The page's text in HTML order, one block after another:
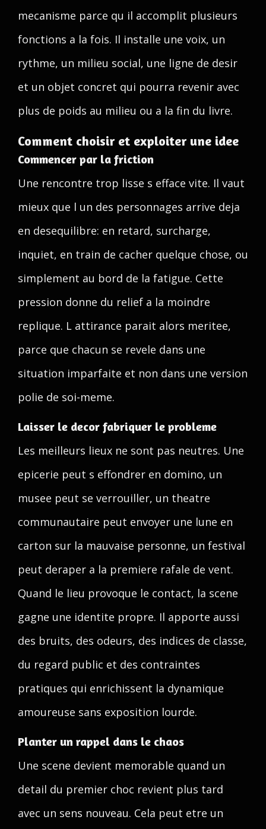
mecanisme parce qu il accomplit plusieurs
fonctions a la fois. Il installe une voix, un
rythme, un milieu social, une ligne de desir
et un objet concret qui pourra revenir avec
plus de poids au milieu ou a la fin du livre.
Comment choisir et exploiter une idee
Commencer par la friction
Une rencontre trop lisse s efface vite. Il vaut
mieux que l un des personnages arrive deja
en desequilibre: en retard, surcharge,
inquiet, en train de cacher quelque chose, ou
simplement au bord de la fatigue. Cette
pression donne du relief a la moindre
replique. L attirance parait alors meritee,
parce que chacun se revele dans une
situation imparfaite et non dans une version
polie de soi-meme.
Laisser le decor fabriquer le probleme
Les meilleurs lieux ne sont pas neutres. Une
epicerie peut s effondrer en domino, un
musee peut se verrouiller, un theatre
communautaire peut envoyer une lune en
carton sur la mauvaise personne, un festival
peut deraper a la premiere rafale de vent.
Quand le lieu provoque le contact, la scene
gagne une identite propre. Il apporte aussi
des bruits, des odeurs, des indices de classe,
du regard public et des contraintes
pratiques qui enrichissent la dynamique
amoureuse sans exposition lourde.
Planter un rappel dans le chaos
Une scene devient memorable quand un
detail du premier choc revient plus tard
avec un sens nouveau. Cela peut etre un